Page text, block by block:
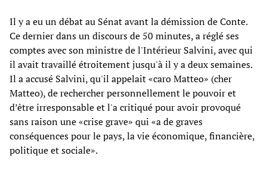
Il y a eu un débat au Sénat avant la démission de Conte.
Ce dernier dans un discours de 50 minutes, a réglé ses
comptes avec son ministre de l'Intérieur Salvini, avec qui
il avait travaillé étroitement jusqu'à il y a deux semaines.
Il a accusé Salvini, qu'il appelait «caro Matteo» (cher
Matteo), de rechercher personnellement le pouvoir et
d’être irresponsable et l'a critiqué pour avoir provoqué
sans raison une «crise grave» qui «a de graves
conséquences pour le pays, la vie économique, financière,
politique et sociale».